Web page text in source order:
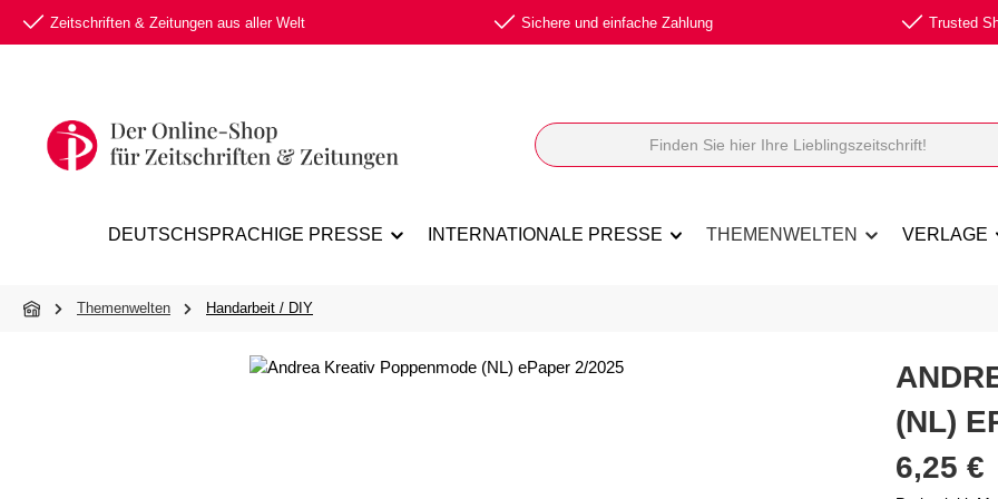
Hauptinhalt springen
Zur Suche springen
Zur Hauptnavigation springen
Zeitschriften & Zeitungen aus aller Welt Sichere und einfache Zahlung Trusted
DEUTSCHSPRACHIGE PRESSE INTERNATIONALE PRESSE THEMENWELTEN VERLAGE
Themenwelten Handarbeit / DIY
(NL)
Regulärer
6,25 €